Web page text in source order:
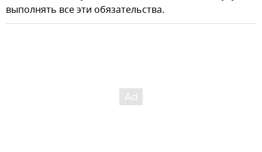
выполнять все эти обязательства.